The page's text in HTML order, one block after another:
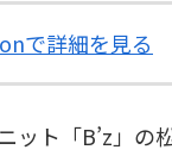
で詳細を見る
ット「B’z」の